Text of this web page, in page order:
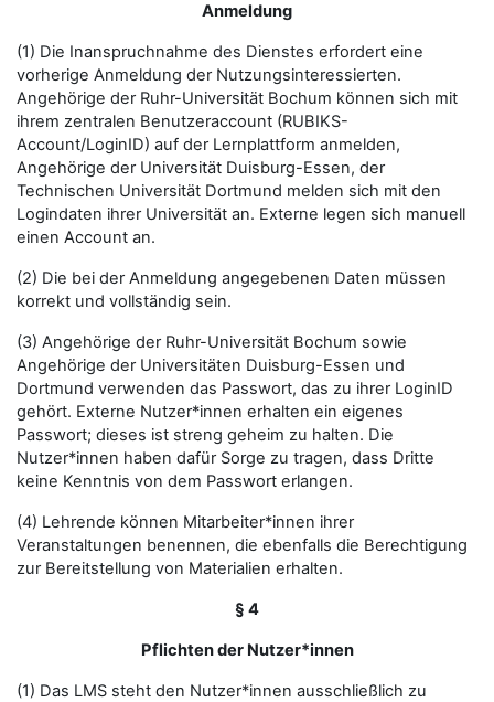
Anmeldung
(1) Die Inanspruchnahme des Dienstes erfordert eine
vorherige Anmeldung der Nutzungsinteressierten.
Angehörige der Ruhr-Universität Bochum können sich mit
ihrem zentralen Benutzeraccount (RUBIKS-
Account/LoginID) auf der Lernplattform anmelden,
Angehörige der Universität Duisburg-Essen, der
Technischen Universität Dortmund melden sich mit den
Logindaten ihrer Universität an. Externe legen sich manuell
einen Account an.
(2) Die bei der Anmeldung angegebenen Daten müssen
korrekt und vollständig sein.
(3) Angehörige der Ruhr-Universität Bochum sowie
Angehörige der Universitäten Duisburg-Essen und
Dortmund verwenden das Passwort, das zu ihrer LoginID
gehört. Externe Nutzer*innen erhalten ein eigenes
Passwort; dieses ist streng geheim zu halten. Die
Nutzer*innen haben dafür Sorge zu tragen, dass Dritte
keine Kenntnis von dem Passwort erlangen.
(4) Lehrende können Mitarbeiter*innen ihrer
Veranstaltungen benennen, die ebenfalls die Berechtigung
zur Bereitstellung von Materialien erhalten.
§ 4
Pflichten der Nutzer*innen
(1) Das LMS steht den Nutzer*innen ausschließlich zu